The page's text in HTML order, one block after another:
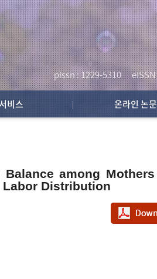
pIssn : 1229-5310
비스 온라인 논
among
Distribution